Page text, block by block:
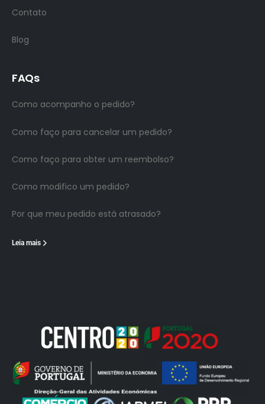
Contato
Blog
FAQs
Como acompanho o pedido?
Como faço para cancelar um pedido?
Como faço para obter um reembolso?
Como modifico um pedido?
Por que meu pedido está atrasado?
Leia mais